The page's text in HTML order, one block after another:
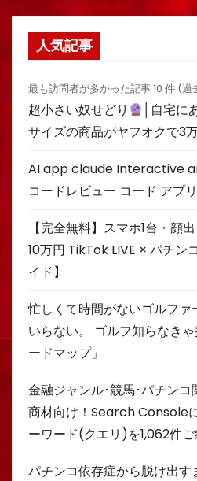
人気記事
最も訪問者が多かった記事 10 件 (過
超小さい奴せどり
│自宅
サイズの商品がヤフオクで3
AI app claude Interactive
コードレビュー コード アプリ
【完全無料】スマホ1台・顔
10万円 TikTok LIVE × パチン
イド】
忙しくて時間がないゴルファ
いらない。 ゴルフ知らなき
ードマップ」
金融ジャンル･競馬･パチン
商材向け！Search Console
ーワード(クエリ)を1,062件
パチンコ依存症から脱け出す